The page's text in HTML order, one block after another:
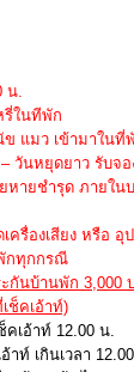
น.
ในทีพัก
แมว เข้ามาในที่
วันหยุดยาว รับจ
หายชำรุด ภายใน
รื่องเสียง หรือ อุ
กทุกกรณี
ะกันบ้านพัก 3,000
ช็คเอ้าท์)
คเอ้าท์ 12.00 น.
าท์ เกินเวลา